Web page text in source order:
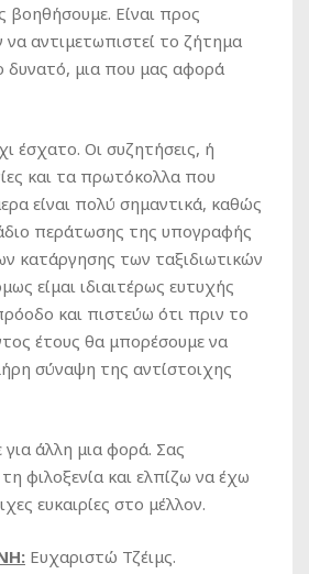
βοηθήσουμε. Είναι προς
να αντιμετωπιστεί το ζήτημα
δυνατό, μια που μας αφορά
έσχατο. Οι συζητήσεις, ή
και τα πρωτόκολλα που
είναι πολύ σημαντικά, καθώς
περάτωσης της υπογραφής
κατάργησης των ταξιδιωτικών
είμαι ιδιαιτέρως ευτυχής
και πιστεύω ότι πριν το
έτους θα μπορέσουμε να
σύναψη της αντίστοιχης
άλλη μια φορά. Σας
φιλοξενία και ελπίζω να έχω
ευκαιρίες στο μέλλον.
Ευχαριστώ Τζέιμς.